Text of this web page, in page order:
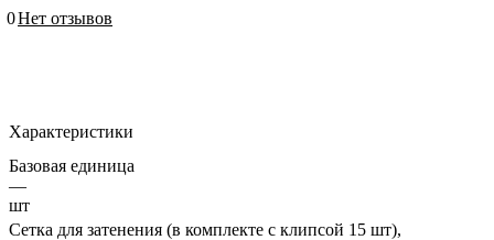
0Нет отзывов
Характеристики
Базовая единица
—
шт
Сетка для затенения (в комплекте с клипсой 15 шт),